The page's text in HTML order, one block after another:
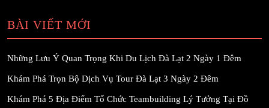
BÀI VIẾT MỚI
Những Lưu Ý Quan Trọng Khi Du Lịch Đà Lạt 2 Ngày 1 Đêm
Khám Phá Trọn Bộ Dịch Vụ Tour Đà Lạt 3 Ngày 2 Đêm
Khám Phá 5 Địa Điểm Tổ Chức Teambuilding Lý Tưởng Tại Đồ